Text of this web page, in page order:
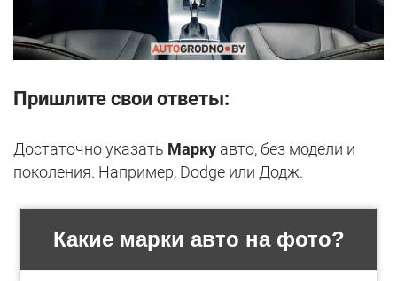
Пришлите свои ответы:
Достаточно указать Марку авто, без модели и
поколения. Например, Dodge или Додж.